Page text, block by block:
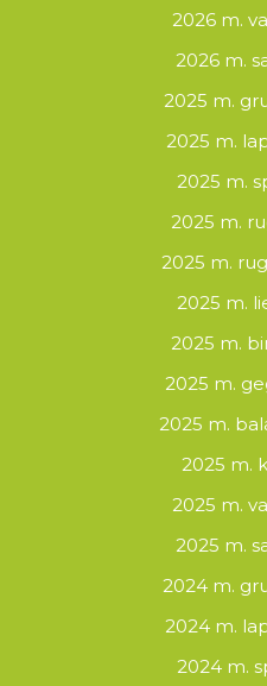
2026 m.
2026 m.
2025 m.
2025 m.
2025 m.
2025 m.
2025 m.
2025 m.
2025 m.
2025 m.
2025 m.
2025 m.
2025 m.
2025 m.
2024 m.
2024 m.
2024 m.